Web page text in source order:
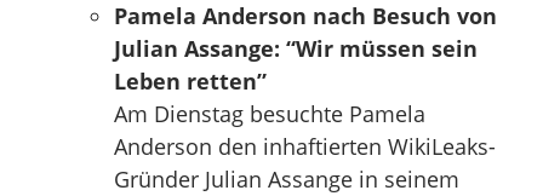
Pamela Anderson nach Besuch von
Julian Assange: “Wir müssen sein
Leben retten”
Am Dienstag besuchte Pamela
Anderson den inhaftierten WikiLeaks-
Gründer Julian Assange in seinem